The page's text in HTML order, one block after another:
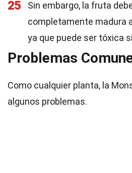
25
Sin embargo, la fruta
completamente madura
ya que puede ser tóxica
Problemas
Como cualquier planta, la
algunos problemas.